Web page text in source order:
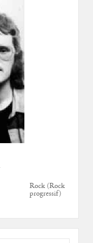
Rock (Rock
progressif)